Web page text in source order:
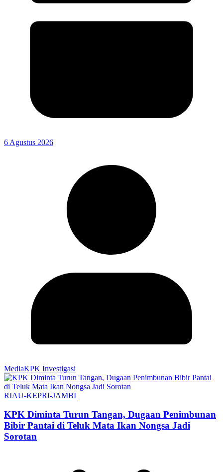
6 Agustus 2026
MediaKPK Investigasi
RIAU-KEPRI-JAMBI
KPK Diminta Turun Tangan, Dugaan Penimbunan
Bibir Pantai di Teluk Mata Ikan Nongsa Jadi
Sorotan